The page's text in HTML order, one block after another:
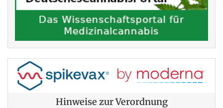
Hinweise zur Verordnung